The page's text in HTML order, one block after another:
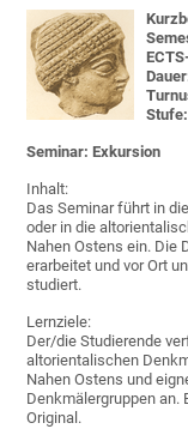
Stufe:
Seminar: Exkursion
Inhalt:
Das Seminar führt in
oder in die
Nahen Ostens ein. Die
erarbeitet und vor Ort
studiert.
Lernziele:
Der/die Studierende
altorientalischen
Nahen Ostens und
Denkmälergruppen
Original.